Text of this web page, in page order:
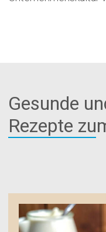
Gesunde
Rezepte